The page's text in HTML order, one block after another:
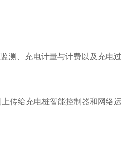
测、充电计量与计费以及充电过
传给充电桩智能控制器和网络运